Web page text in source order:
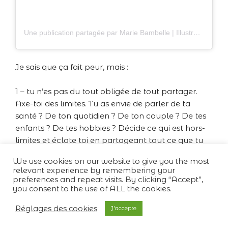
Une publication partagée par Marie Bambelle | Illustratrice (@bambelle_illustration)
Je sais que ça fait peur, mais :
1 – tu n’es pas du tout obligée de tout partager.
Fixe-toi des limites. Tu as envie de parler de ta
santé ? De ton quotidien ? De ton couple ? De tes
enfants ? De tes hobbies ? Décide ce qui est hors-
limites et éclate toi en partageant tout ce que tu
2 – Tu verras que ça va te faire du bien à toi, mais
aussi à tes abonné·es qui vont se sentir moi seul·es
et se reconnaitre en nous. Tu vas les inspirer.
We use cookies on our website to give you the most
relevant experience by remembering your
preferences and repeat visits. By clicking “Accept”,
you consent to the use of ALL the cookies.
Réglages des cookies J'accepte